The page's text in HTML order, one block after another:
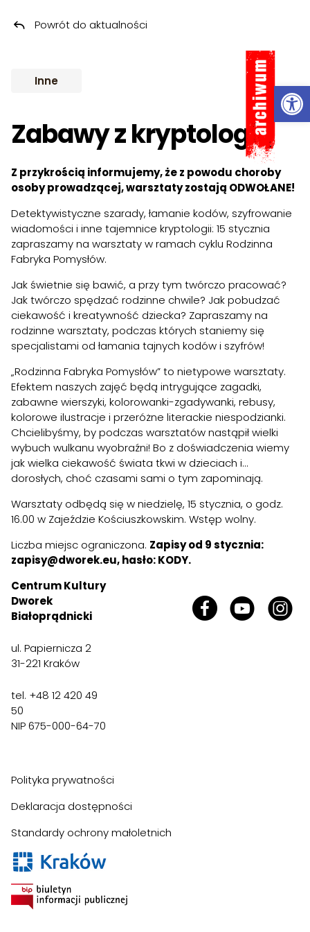
Inne
Zabawy z kryptologią
Powrót do aktualności
Z przykrością informujemy, że z powodu choroby
osoby prowadzącej, warsztaty zostają ODWOŁANE!
Detektywistyczne szarady, łamanie kodów, szyfrowanie
wiadomości i inne tajemnice kryptologii: 15 stycznia
zapraszamy na warsztaty w ramach cyklu Rodzinna
Fabryka Pomysłów.
Jak świetnie się bawić, a przy tym twórczo pracować?
Jak twórczo spędzać rodzinne chwile? Jak pobudzać
ciekawość i kreatywność dziecka? Zapraszamy na
rodzinne warsztaty, podczas których staniemy się
specjalistami od łamania tajnych kodów i szyfrów!
„Rodzinna Fabryka Pomysłów” to nietypowe warsztaty.
Efektem naszych zajęć będą intrygujące zagadki,
zabawne wierszyki, kolorowanki-zgadywanki, rebusy,
kolorowe ilustracje i przeróżne literackie niespodzianki.
Chcielibyśmy, by podczas warsztatów nastąpił wielki
wybuch wulkanu wyobraźni! Bo z doświadczenia wiemy
jak wielka ciekawość świata tkwi w dzieciach i…
dorosłych, choć czasami sami o tym zapominają.
Warsztaty odbędą się w niedzielę, 15 stycznia, o godz.
16.00 w Zajeździe Kościuszkowskim. Wstęp wolny.
Liczba miejsc ograniczona. Zapisy od 9 stycznia:
zapisy@dworek.eu, hasło: KODY.
Centrum Kultury
Dworek
Białoprądnicki
ul. Papiernicza 2
31-221 Kraków
tel. +48 12 420 49
50
NIP 675-000-64-70
Polityka prywatności
Deklaracja dostępności
Standardy ochrony małoletnich